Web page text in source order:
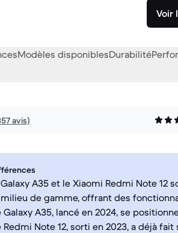
Voir
Modèles disponiblesDurabilité
avis)
A35 et le Xiaomi Redmi Note
de gamme, offrant des
A35, lancé en 2024, se
Note 12, sorti en 2023, a déjà